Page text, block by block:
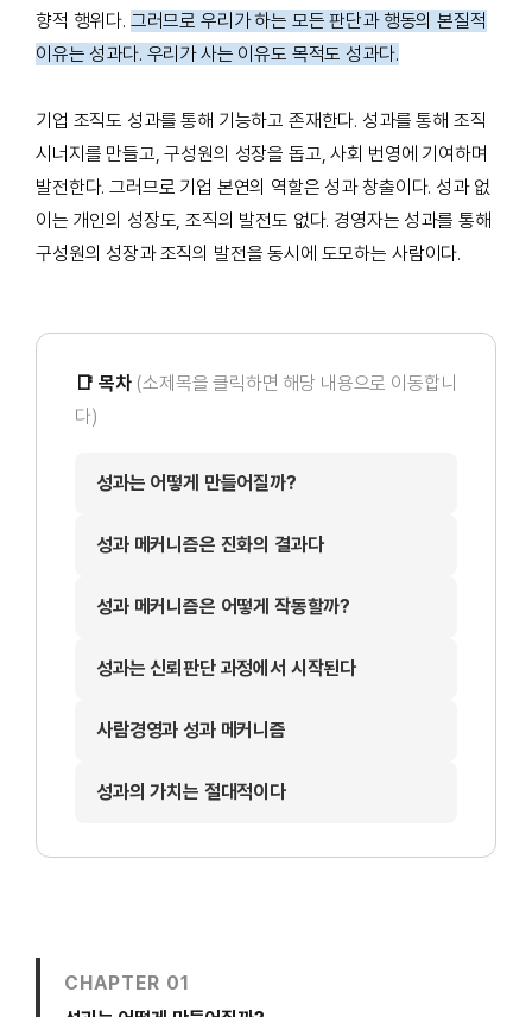
향적 행위다. 그러므로 우리가 하는 모든 판단과 행동의 본질적
이유는 성과다. 우리가 사는 이유도 목적도 성과다.
기업 조직도 성과를 통해 기능하고 존재한다. 성과를 통해 조직
시너지를 만들고, 구성원의 성장을 돕고, 사회 번영에 기여하며
발전한다. 그러므로 기업 본연의 역할은 성과 창출이다. 성과 없
이는 개인의 성장도, 조직의 발전도 없다. 경영자는 성과를 통해
구성원의 성장과 조직의 발전을 동시에 도모하는 사람이다.
📑 목차 (소제목을 클릭하면 해당 내용으로 이동합니
다)
성과는 어떻게 만들어질까?
성과 메커니즘은 진화의 결과다
성과 메커니즘은 어떻게 작동할까?
성과는 신뢰판단 과정에서 시작된다
사람경영과 성과 메커니즘
성과의 가치는 절대적이다
CHAPTER 01